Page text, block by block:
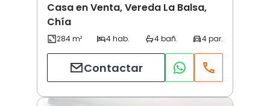
Casa en Venta, Vereda La Balsa,
Chía
Contactar